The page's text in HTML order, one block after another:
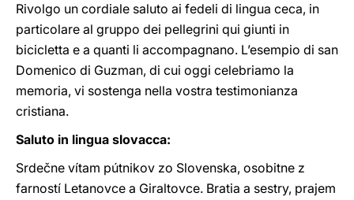
Rivolgo un cordiale saluto ai fedeli di lingua ceca, in
particolare al gruppo dei pellegrini qui giunti in
bicicletta e a quanti li accompagnano. L’esempio di san
Domenico di Guzman, di cui oggi celebriamo la
memoria, vi sostenga nella vostra testimonianza
cristiana.
Saluto in lingua slovacca:
Srdečne vítam pútnikov zo Slovenska, osobitne z
farností Letanovce a Giraltovce. Bratia a sestry, prajem